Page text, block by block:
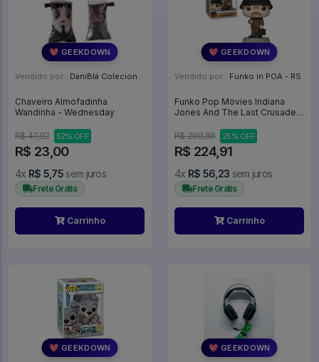
💖 GEEKDOWN
Vendido por: DaniBlá Colecionáveis - SP
Chaveiro Almofadinha
Wandinha - Wednesday
R$ 47,92 52% OFF
R$ 23,00
4x R$ 5,75 sem juros
Frete Grátis
Carrinho
💖 GEEKDOWN
Vendido por: Funko in POA - RS
Funko Pop Movies Indiana
Jones And The Last Crusade -
#1354
R$ 299,88 25% OFF
R$ 224,91
4x R$ 56,23 sem juros
Frete Grátis
Carrinho
💖 GEEKDOWN 💖 GEEKDOWN